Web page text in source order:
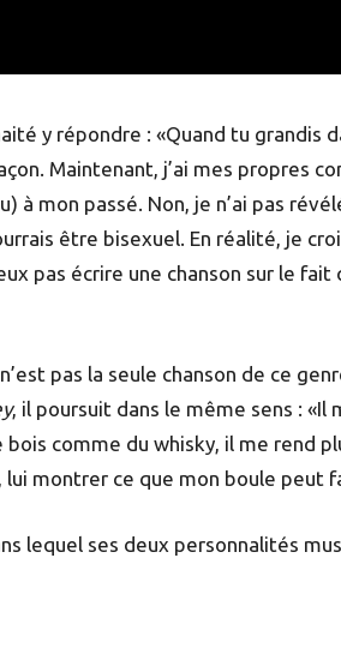
y répondre : «Quand tu grandis
Maintenant, j’ai mes propres
à mon passé. Non, je n’ai pas
être bisexuel. En réalité, je
pas écrire une chanson sur le fait
n’est pas la seule chanson de ce
, il poursuit dans le même sens : «Il
comme du whisky, il me rend
lui montrer ce que mon boule peut
lequel ses deux personnalités